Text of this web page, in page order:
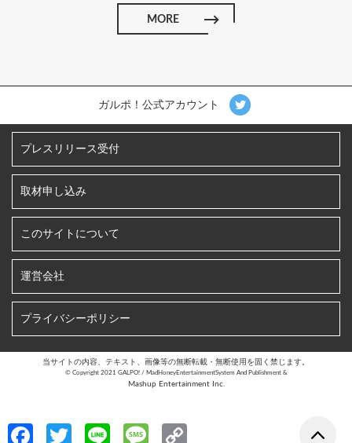
Fa T Li M
MORE
ガルポ！公式アカウント
プレスリリース受付
取材申し込み
このサイトについて
運営会社
プライバシーポリシー
当サイトの内容、テキスト、画像等の無断転載・無断使用を固く禁じます。
©︎ Copyright 2021 GALPO! / MadHoneyEntertainmentSystem And Publishment &
Mashup Entertainment Inc.